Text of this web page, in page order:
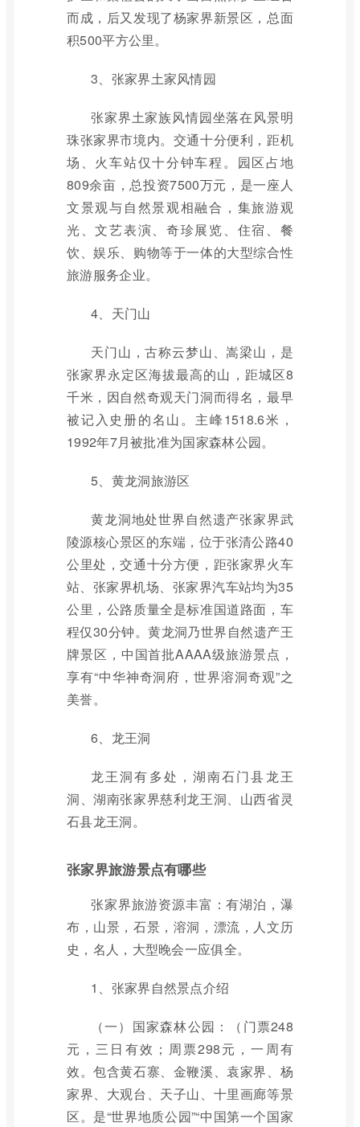
而成，后又发现了杨家界新景区，总面
积500平方公里。
3、张家界土家风情园
张家界土家族风情园坐落在风景明
珠张家界市境内。交通十分便利，距机
场、火车站仅十分钟车程。园区占地
809余亩，总投资7500万元，是一座人
文景观与自然景观相融合，集旅游观
光、文艺表演、奇珍展览、住宿、餐
饮、娱乐、购物等于一体的大型综合性
旅游服务企业。
4、天门山
天门山，古称云梦山、嵩梁山，是
张家界永定区海拔最高的山，距城区8
千米，因自然奇观天门洞而得名，最早
被记入史册的名山。主峰1518.6米，
1992年7月被批准为国家森林公园。
5、黄龙洞旅游区
黄龙洞地处世界自然遗产张家界武
陵源核心景区的东端，位于张清公路40
公里处，交通十分方便，距张家界火车
站、张家界机场、张家界汽车站均为35
公里，公路质量全是标准国道路面，车
程仅30分钟。黄龙洞乃世界自然遗产王
牌景区，中国首批AAAA级旅游景点，
享有“中华神奇洞府，世界溶洞奇观”之
美誉。
6、龙王洞
龙王洞有多处，湖南石门县龙王
洞、湖南张家界慈利龙王洞、山西省灵
石县龙王洞。
张家界旅游景点有哪些
张家界旅游资源丰富：有湖泊，瀑
布，山景，石景，溶洞，漂流，人文历
史，名人，大型晚会一应俱全。
1、张家界自然景点介绍
（一）国家森林公园：（门票248
元，三日有效；周票298元，一周有
效。包含黄石寨、金鞭溪、袁家界、杨
家界、大观台、天子山、十里画廊等景
区。是“世界地质公园”“中国第一个国家